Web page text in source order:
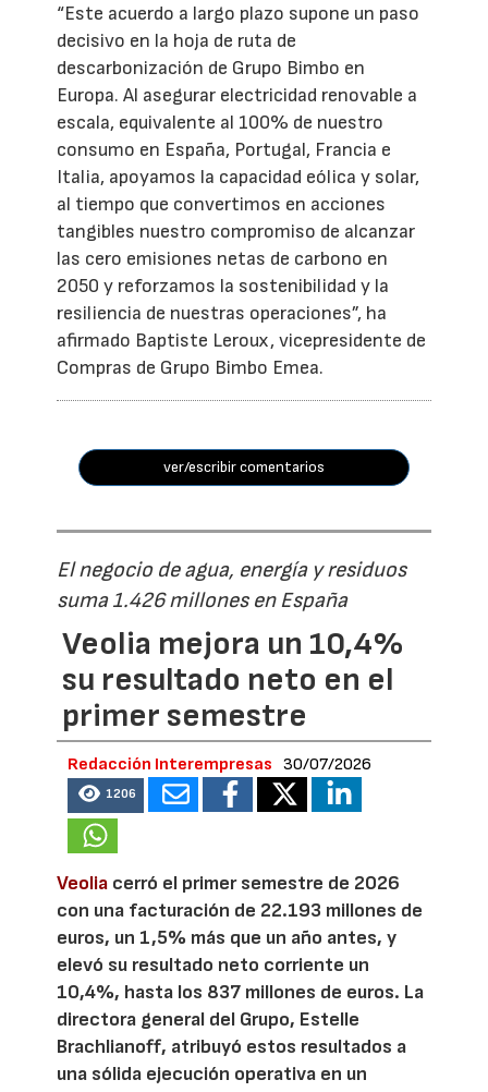
“Este acuerdo a largo plazo supone un paso
decisivo en la hoja de ruta de
descarbonización de Grupo Bimbo en
Europa. Al asegurar electricidad renovable a
escala, equivalente al 100% de nuestro
consumo en España, Portugal, Francia e
Italia, apoyamos la capacidad eólica y solar,
al tiempo que convertimos en acciones
tangibles nuestro compromiso de alcanzar
las cero emisiones netas de carbono en
2050 y reforzamos la sostenibilidad y la
resiliencia de nuestras operaciones”, ha
afirmado Baptiste Leroux, vicepresidente de
Compras de Grupo Bimbo Emea.
ver/escribir comentarios
El negocio de agua, energía y residuos
suma 1.426 millones en España
Veolia mejora un 10,4%
su resultado neto en el
primer semestre
Redacción Interempresas 30/07/2026
1206
Veolia cerró el primer semestre de 2026
con una facturación de 22.193 millones de
euros, un 1,5% más que un año antes, y
elevó su resultado neto corriente un
10,4%, hasta los 837 millones de euros. La
directora general del Grupo, Estelle
Brachlianoff, atribuyó estos resultados a
una sólida ejecución operativa en un